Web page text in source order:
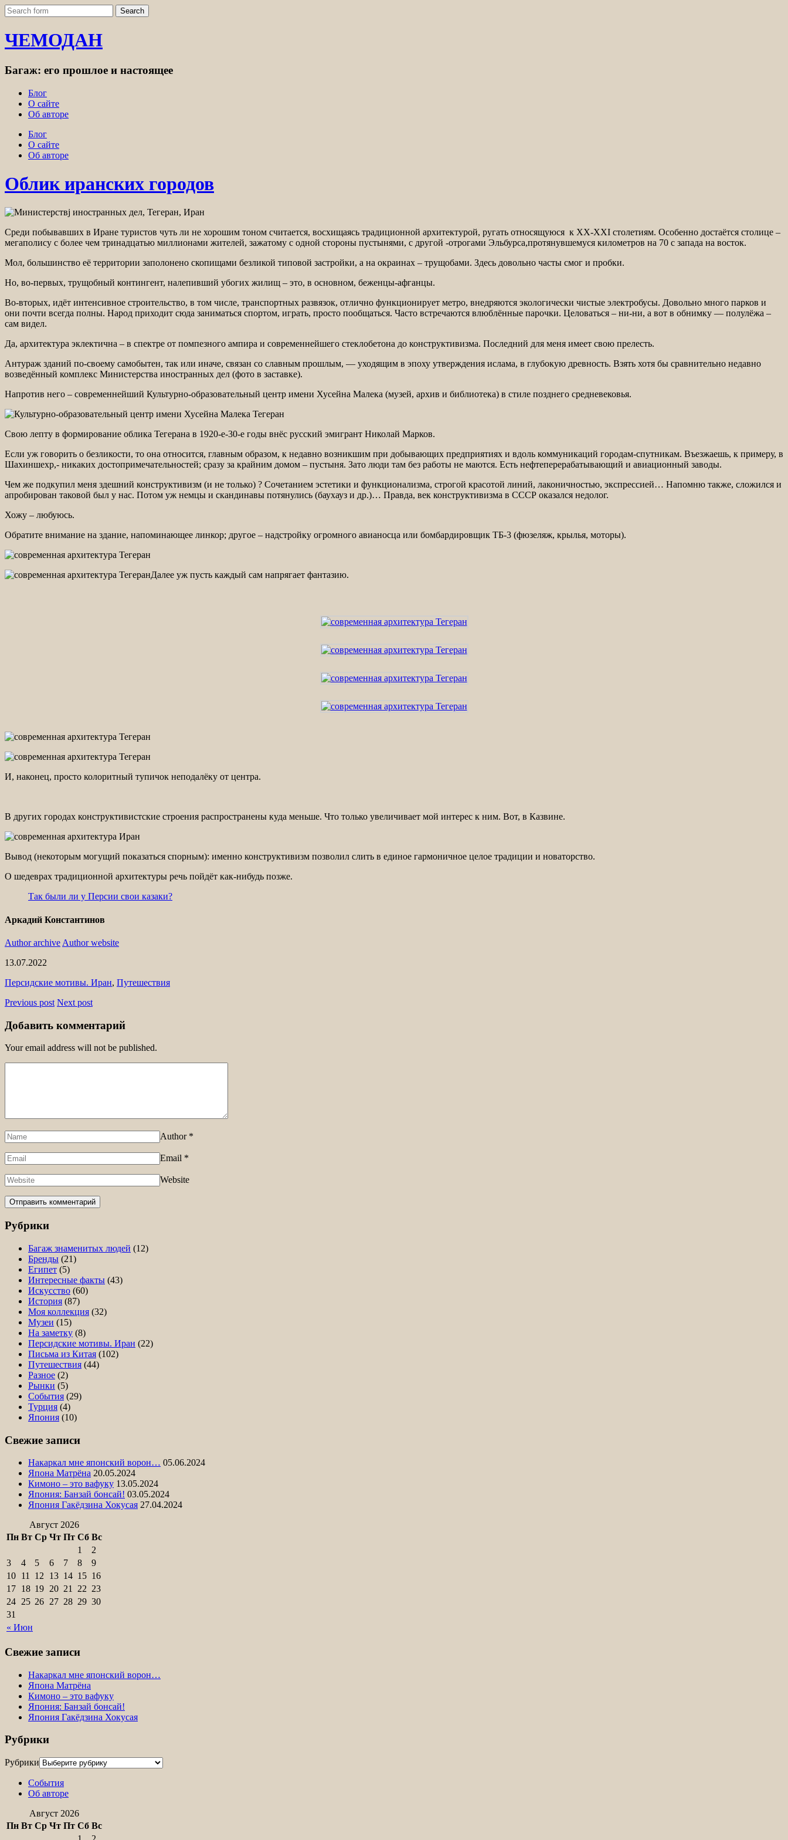
ЧЕМОДАН
Багаж: его прошлое и настоящее
Блог
О сайте
Об авторе
Блог
О сайте
Об авторе
Облик иранских городов
Среди побывавших в Иране туристов чуть ли не хорошим тоном считается, восхищаясь традиционной архитектурой, ругать относящуюся к ХХ-ХХI столетиям. Особенно достаётся столице –
мегаполису с более чем тринадцатью миллионами жителей, зажатому с одной стороны пустынями, с другой -отрогами Эльбурса,протянувшемуся километров на 70 с запада на восток.
Мол, большинство её территории заполонено скопищами безликой типовой застройки, а на окраинах – трущобами. Здесь довольно часты смог и пробки.
Но, во-первых, трущобный контингент, налепивший убогих жилищ – это, в основном, беженцы-афганцы.
Во-вторых, идёт интенсивное строительство, в том числе, транспортных развязок, отлично функционирует метро, внедряются экологически чистые электробусы. Довольно много парков и
они почти всегда полны. Народ приходит сюда заниматься спортом, играть, просто пообщаться. Часто встречаются влюблённые парочки. Целоваться – ни-ни, а вот в обнимку — полулёжа –
сам видел.
Да, архитектура эклектична – в спектре от помпезного ампира и современнейшего стеклобетона до конструктивизма. Последний для меня имеет свою прелесть.
Антураж зданий по-своему самобытен, так или иначе, связан со славным прошлым, — уходящим в эпоху утверждения ислама, в глубокую древность. Взять хотя бы сравнительно недавно
возведённый комплекс Министерства иностранных дел (фото в заставке).
Напротив него – современнейший Культурно-образовательный центр имени Хусейна Малека (музей, архив и библиотека) в стиле позднего средневековья.
Свою лепту в формирование облика Тегерана в 1920-е-30-е годы внёс русский эмигрант Николай Марков.
Если уж говорить о безликости, то она относится, главным образом, к недавно возникшим при добывающих предприятиях и вдоль коммуникаций городам-спутникам. Въезжаешь, к примеру, в
Шахиншехр,- никаких достопримечательностей; сразу за крайним домом – пустыня. Зато люди там без работы не маются. Есть нефтеперерабатывающий и авиационный заводы.
Чем же подкупил меня здешний конструктивизм (и не только) ? Сочетанием эстетики и функционализма, строгой красотой линий, лаконичностью, экспрессией… Напомню также, сложился и
апробирован таковой был у нас. Потом уж немцы и скандинавы потянулись (баухауз и др.)… Правда, век конструктивизма в СССР оказался недолог.
Хожу – любуюсь.
Обратите внимание на здание, напоминающее линкор; другое – надстройку огромного авианосца или бомбардировщик ТБ-3 (фюзеляж, крылья, моторы).
Далее уж пусть каждый сам напрягает фантазию.
И, наконец, просто колоритный тупичок неподалёку от центра.
В других городах конструктивистские строения распространены куда меньше. Что только увеличивает мой интерес к ним. Вот, в Казвине.
Вывод (некоторым могущий показаться спорным): именно конструктивизм позволил слить в единое гармоничное целое традиции и новаторство.
О шедеврах традиционной архитектуры речь пойдёт как-нибудь позже.
Так были ли у Персии свои казаки?
Аркадий Константинов
Author archive Author website
13.07.2022
Персидские мотивы. Иран, Путешествия
Previous post Next post
Добавить комментарий
Your email address will not be published.
Author *
Email *
Website
Рубрики
Багаж знаменитых людей (12)
Бренды (21)
Египет (5)
Интересные факты (43)
Искусство (60)
История (87)
Моя коллекция (32)
Музеи (15)
На заметку (8)
Персидские мотивы. Иран (22)
Письма из Китая (102)
Путешествия (44)
Разное (2)
Рынки (5)
События (29)
Турция (4)
Япония (10)
Свежие записи
Накаркал мне японский ворон… 05.06.2024
Япона Матрёна 20.05.2024
Кимоно – это вафуку 13.05.2024
Япония: Банзай бонсай! 03.05.2024
Япония Гакёдзина Хокусая 27.04.2024
Август 2026
Пн Вт Ср Чт Пт Сб Вс
« Июн
1
2
3
4 5 6 7 8
9
10 11 12 13 14 15 16
17 18 19 20 21 22 23
24 25 26 27 28 29 30
31
Свежие записи
Накаркал мне японский ворон…
Япона Матрёна
Кимоно – это вафуку
Япония: Банзай бонсай!
Япония Гакёдзина Хокусая
Рубрики
Рубрики
События
Об авторе
Август 2026
Пн Вт Ср Чт Пт Сб Вс